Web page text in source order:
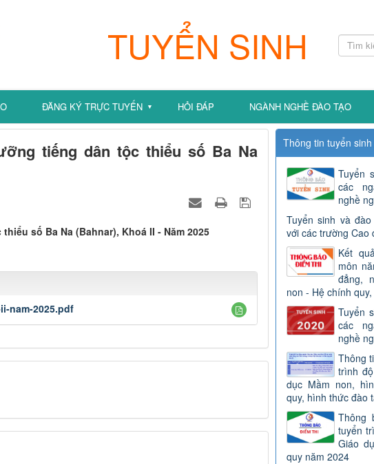
TUYỂN SINH
ĐĂNG KÝ TRỰC TUYẾN ▼ HỎI ĐÁP NGÀNH NGHỀ ĐÀO TẠO
tiếng dân tộc thiểu số Ba Na
số Ba Na (Bahnar), Khoá II - Năm 2025
nam-2025.pdf
Thông tin tuyển sinh
Tuyển
các
nghề
Tuyển sinh và
với các trường Cao
Kết
môn
đẳng,
non - Hệ chính
Tuyển
các
nghề
Thông
trình
dục Mầm non,
quy, hình thức đào
Thông
tuyển
Giáo
quy năm 2024